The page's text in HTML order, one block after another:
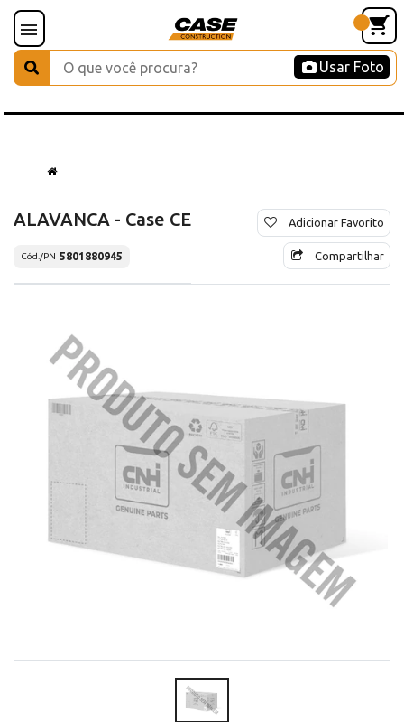
Usar Foto
ALAVANCA - Case CE
Cód./PN 5801880945
Adicionar Favorito
Compartilhar